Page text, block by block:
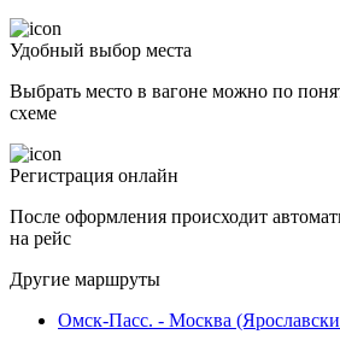
Удобный выбор места
Выбрать место в вагоне можно по
схеме
Регистрация онлайн
После оформления происходит
на рейс
Другие маршруты
Омск-Пасс. - Москва